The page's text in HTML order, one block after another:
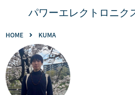
パワーエレクトロニク
HOME KUMA